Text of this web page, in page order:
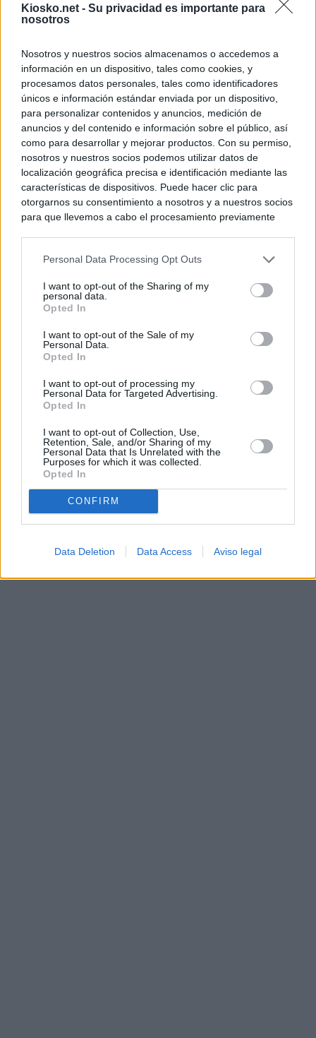
Kiosko.net - Su privacidad es importante para
nosotros
Nosotros y nuestros socios almacenamos o accedemos a
información en un dispositivo, tales como cookies, y
procesamos datos personales, tales como identificadores
únicos e información estándar enviada por un dispositivo,
para personalizar contenidos y anuncios, medición de
anuncios y del contenido e información sobre el público, así
como para desarrollar y mejorar productos. Con su permiso,
nosotros y nuestros socios podemos utilizar datos de
localización geográfica precisa e identificación mediante las
características de dispositivos. Puede hacer clic para
otorgarnos su consentimiento a nosotros y a nuestros socios
para que llevemos a cabo el procesamiento previamente
negar su consentimiento. Tenga en cuenta que algún
de su consentimiento, pero usted tiene el derecho de
rechazar tal procesamiento. Sus preferencias se aplicarán
cualquier momento entrando de nuevo en este sitio web o
visitando nuestra política de privacidad.
Personal Data Processing Opt Outs
I want to opt-out of the Sharing of my
personal data.
Opted In
I want to opt-out of the Sale of my
Personal Data.
Opted In
I want to opt-out of processing my
Personal Data for Targeted Advertising.
Opted In
I want to opt-out of Collection, Use,
Retention, Sale, and/or Sharing of my
Personal Data that Is Unrelated with the
Purposes for which it was collected.
Opted In
CONFIRM
Data Deletion Data Access Aviso legal